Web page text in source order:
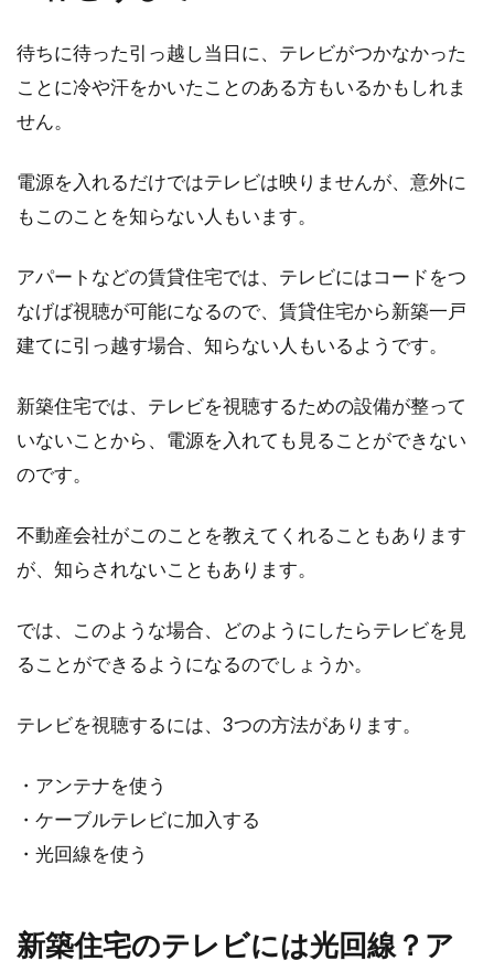
中古のマンションを購入するメリットとして、
が挙げられま...
なの？仕組みや使い方は？
に荷物が配送される件数が増えています。欲し
いときに...
マンションのハウスクリーニング費
用相場！快適に暮らそう
サービス、ハウスクリーニング。特別な人をお
招きする...
新築住宅の壁紙を失敗しないため
し！賃貸探し中の方必見！
待ちに待った引っ越し当日に、テレビがつかなかった
ことに冷や汗をかいたことのある方もいるかもしれま
せん。
電源を入れるだけではテレビは映りませんが、意外に
もこのことを知らない人もいます。
アパートなどの賃貸住宅では、テレビにはコードをつ
なげば視聴が可能になるので、賃貸住宅から新築一戸
建てに引っ越す場合、知らない人もいるようです。
新築住宅では、テレビを視聴するための設備が整って
いないことから、電源を入れても見ることができない
のです。
不動産会社がこのことを教えてくれることもあります
が、知らされないこともあります。
では、このような場合、どのようにしたらテレビを見
ることができるようになるのでしょうか。
テレビを視聴するには、3つの方法があります。
・アンテナを使う
・ケーブルテレビに加入する
・光回線を使う
新築住宅のテレビには光回線？ア